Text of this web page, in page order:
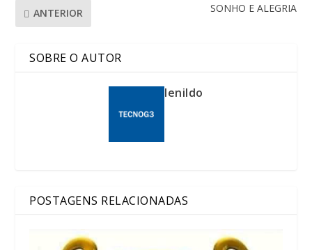
ANTERIOR
SONHO E ALEGRIA
SOBRE O AUTOR
lenildo
POSTAGENS RELACIONADAS